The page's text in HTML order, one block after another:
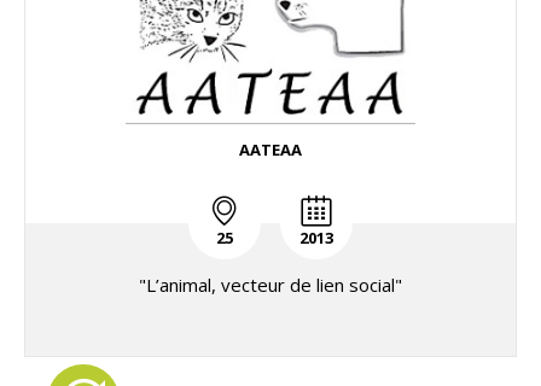
AATEAA
25 2013
"L’animal, vecteur de lien social"